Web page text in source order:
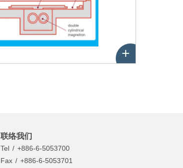
+
联络我们
Tel
+886-6-5053700
Fax
+886-6-5053701